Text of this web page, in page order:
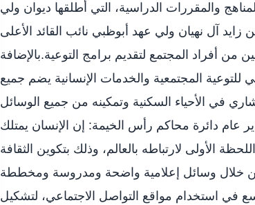
والمقررات الدراسية، التي أطلقها ديوان ولي
آل نهيان ولي عهد أبوظبي نائب القائد الأعلى
أفراد المجتمع لتقديم برامج التوعية.بالإضافة
المجتمعية والخدمات الإنسانية يضم جميع
في الأحياء السكنية وتمكينه من جميع الوسائل
عام دائرة محاكم رأس الخيمة: إن الإنسان يمتلك
الأولى لارتباطه بالعالم، وذلك بتكوين الثقافة
من خلال وسائل إعلامية واضحة ومدروسة ومخططة
في استخدام مواقع التواصل الاجتماعي، لتشكيل